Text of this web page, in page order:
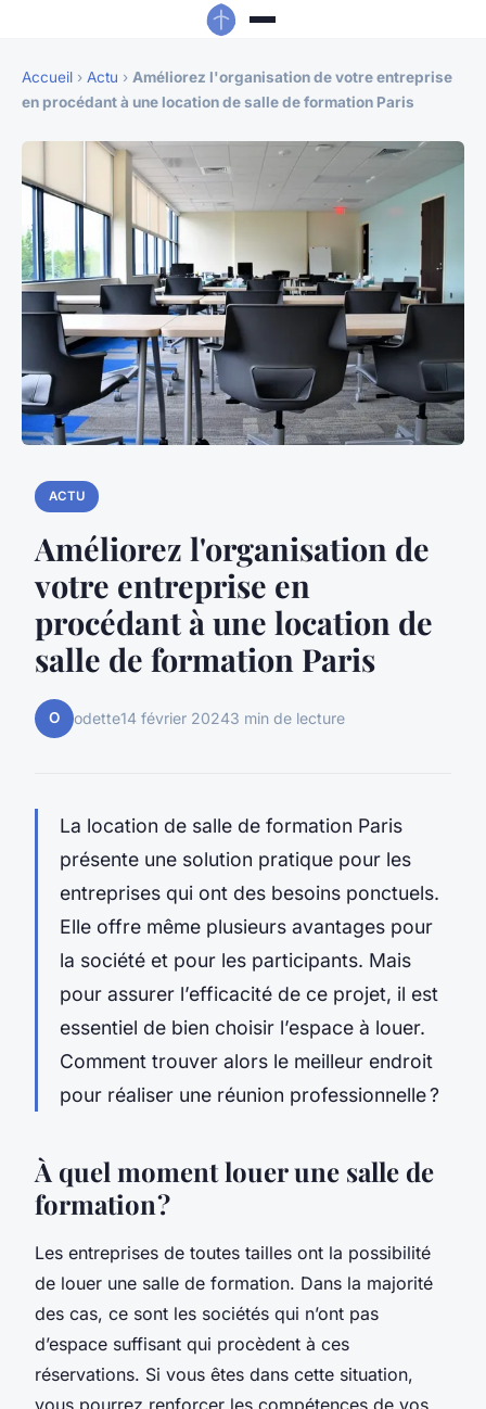
Accueil › Actu › Améliorez l'organisation de votre entreprise
en procédant à une location de salle de formation Paris
ACTU
Améliorez l'organisation de
votre entreprise en
procédant à une location de
salle de formation Paris
O odette14 février 20243 min de lecture
La location de salle de formation Paris
présente une solution pratique pour les
entreprises qui ont des besoins ponctuels.
Elle offre même plusieurs avantages pour
la société et pour les participants. Mais
pour assurer l’efficacité de ce projet, il est
essentiel de bien choisir l’espace à louer.
Comment trouver alors le meilleur endroit
pour réaliser une réunion professionnelle ?
À quel moment louer une salle de
formation ?
Les entreprises de toutes tailles ont la possibilité
de louer une salle de formation. Dans la majorité
des cas, ce sont les sociétés qui n’ont pas
d’espace suffisant qui procèdent à ces
réservations. Si vous êtes dans cette situation,
vous pourrez renforcer les compétences de vos